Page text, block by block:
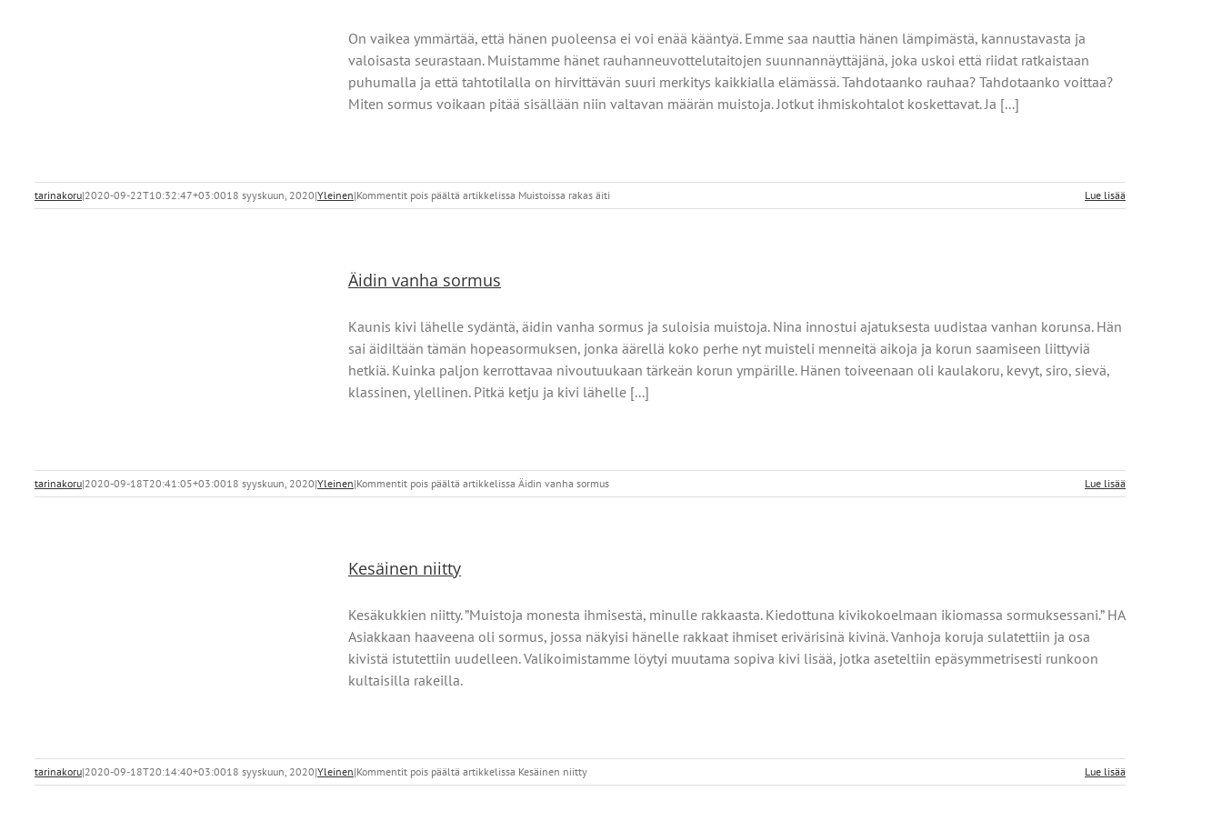
On vaikea ymmärtää, että hänen puoleensa ei voi enää kääntyä. Emme saa nauttia hänen lämpimästä, kannustavasta ja
valoisasta seurastaan. Muistamme hänet rauhanneuvottelutaitojen suunnannäyttäjänä, joka uskoi että riidat ratkaistaan
puhumalla ja että tahtotilalla on hirvittävän suuri merkitys kaikkialla elämässä. Tahdotaanko rauhaa? Tahdotaanko voittaa?
Miten sormus voikaan pitää sisällään niin valtavan määrän muistoja. Jotkut ihmiskohtalot koskettavat. Ja [...]
tarinakoru|2020-09-22T10:32:47+03:0018 syyskuun, 2020|Yleinen|Kommentit pois päältä artikkelissa Muistoissa rakas äiti Lue lisää
Äidin vanha sormus
Kaunis kivi lähelle sydäntä, äidin vanha sormus ja suloisia muistoja. Nina innostui ajatuksesta uudistaa vanhan korunsa. Hän
sai äidiltään tämän hopeasormuksen, jonka äärellä koko perhe nyt muisteli menneitä aikoja ja korun saamiseen liittyviä
hetkiä. Kuinka paljon kerrottavaa nivoutuukaan tärkeän korun ympärille. Hänen toiveenaan oli kaulakoru, kevyt, siro, sievä,
klassinen, ylellinen. Pitkä ketju ja kivi lähelle [...]
tarinakoru|2020-09-18T20:41:05+03:0018 syyskuun, 2020|Yleinen|Kommentit pois päältä artikkelissa Äidin vanha sormus Lue lisää
Kesäinen niitty
Kesäkukkien niitty. ”Muistoja monesta ihmisestä, minulle rakkaasta. Kiedottuna kivikokoelmaan ikiomassa sormuksessani.” HA
Asiakkaan haaveena oli sormus, jossa näkyisi hänelle rakkaat ihmiset erivärisinä kivinä. Vanhoja koruja sulatettiin ja osa
kivistä istutettiin uudelleen. Valikoimistamme löytyi muutama sopiva kivi lisää, jotka aseteltiin epäsymmetrisesti runkoon
kultaisilla rakeilla.
tarinakoru|2020-09-18T20:14:40+03:0018 syyskuun, 2020|Yleinen|Kommentit pois päältä artikkelissa Kesäinen niitty Lue lisää